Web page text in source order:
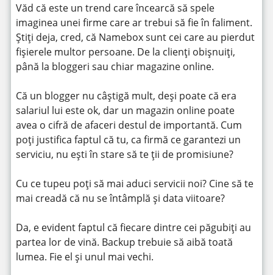
Văd că este un trend care încearcă să spele
imaginea unei firme care ar trebui să fie în faliment.
Știți deja, cred, că Namebox sunt cei care au pierdut
fișierele multor persoane. De la clienți obișnuiți,
până la bloggeri sau chiar magazine online.
Că un blogger nu câștigă mult, deși poate că era
salariul lui este ok, dar un magazin online poate
avea o cifră de afaceri destul de importantă. Cum
poți justifica faptul că tu, ca firmă ce garantezi un
serviciu, nu ești în stare să te ții de promisiune?
Cu ce tupeu poți să mai aduci servicii noi? Cine să te
mai creadă că nu se întâmplă și data viitoare?
Da, e evident faptul că fiecare dintre cei păgubiți au
partea lor de vină. Backup trebuie să aibă toată
lumea. Fie el și unul mai vechi.